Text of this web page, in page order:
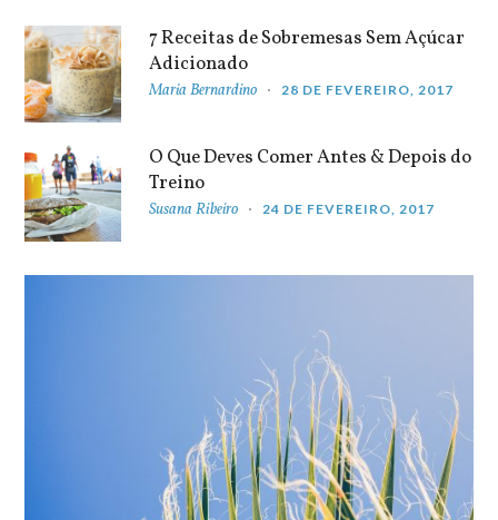
7 Receitas de Sobremesas Sem Açúcar
Adicionado
Maria Bernardino 28 DE FEVEREIRO, 2017
O Que Deves Comer Antes & Depois do
Treino
Susana Ribeiro 24 DE FEVEREIRO, 2017